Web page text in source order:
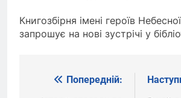
Книгозбірня імені героїв
запрошує на нові зустрічі у
НавігаціяПопередній: